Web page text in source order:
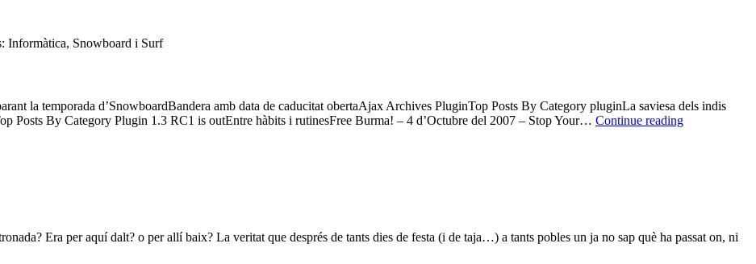
Informàtica, Snowboard i Surf
la temporada d’SnowboardBandera amb data de caducitat obertaAjax Archives PluginTop Posts By Category pluginLa saviesa dels indis
Posts By Category Plugin 1.3 RC1 is outEntre hàbits i rutinesFree Burma! – 4 d’Octubre del 2007 – Stop Your… Continue readingTop
Era per aquí dalt? o per allí baix? La veritat que després de tants dies de festa (i de taja…) a tants pobles un ja no sap què ha passat on, ni